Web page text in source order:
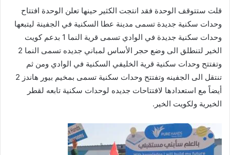
قلت ستتوقف الوحدة فقد انتجت الكثير حينها تعلن الوحدة افتتاح
وحدات سكنية جديدة تسمى مدينة عطا السكنية في الجفينة ليتبعها
وحدات سكنية جديدة في الوادي تسمى قرية النما 1 بدعم كويت
الخير لتنطلق الى وضع حجر الأساس لمباني جديده تسمى النما 2
وتفتتح وحدات سكنية قرية الخليفي السكنية في الوادي ومن ثم
تنتقل الى الجفينه وتفتتح وحدات سكنية تسمى بمخيم بيور هاندز 2
أيضاً مع استعدادها لافتتاحات جديده لوحدات سكنية تابعه لقطر
الخيرية ولكويت الخير.